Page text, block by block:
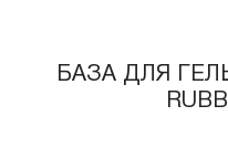
БАЗА ДЛЯ